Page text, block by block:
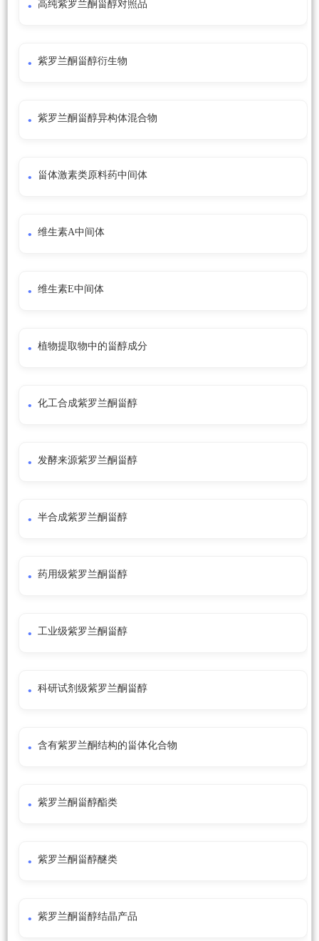
高纯紫罗兰酮甾醇对照品
紫罗兰酮甾醇衍生物
紫罗兰酮甾醇异构体混合物
甾体激素类原料药中间体
维生素A中间体
维生素E中间体
植物提取物中的甾醇成分
化工合成紫罗兰酮甾醇
发酵来源紫罗兰酮甾醇
半合成紫罗兰酮甾醇
药用级紫罗兰酮甾醇
工业级紫罗兰酮甾醇
科研试剂级紫罗兰酮甾醇
含有紫罗兰酮结构的甾体化合物
紫罗兰酮甾醇酯类
紫罗兰酮甾醇醚类
紫罗兰酮甾醇结晶产品